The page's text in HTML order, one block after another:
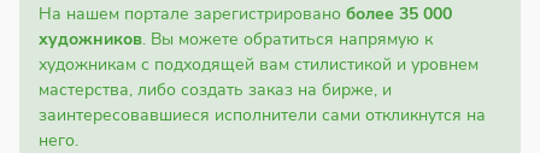
На нашем портале зарегистрировано более 35 000
художников. Вы можете обратиться напрямую к
художникам с подходящей вам стилистикой и уровнем
мастерства, либо создать заказ на бирже, и
заинтересовавшиеся исполнители сами откликнутся на
него.